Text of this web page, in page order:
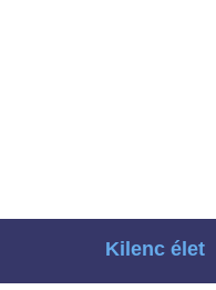
Kilenc élet